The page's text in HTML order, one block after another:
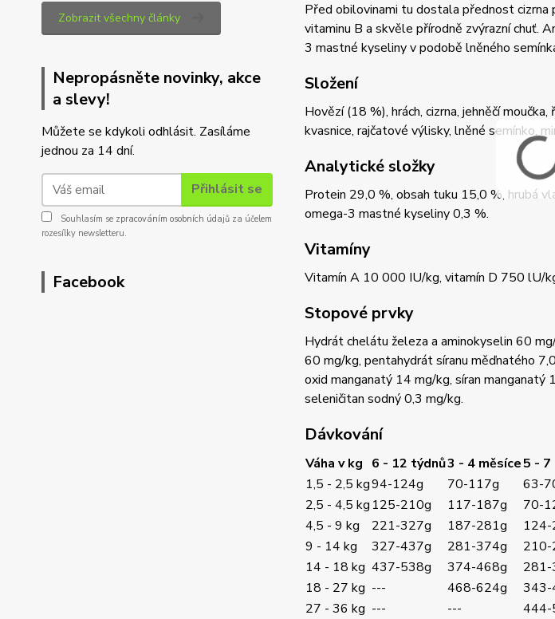
Zobrazit všechny články
Nepropásněte novinky, akce
a slevy!
Můžete se kdykoli odhlásit. Zasíláme
jednou za 14 dní.
Přihlásit se
Souhlasím se zpracováním osobních údajů za účelem
rozesílky newsletteru.
Facebook
Před obilovinami tu dostala přednost cizrna
vitaminu B a skvěle přírodně zvýrazní chuť.
3 mastné kyseliny v podobě lněného
Složení
Hovězí (18 %), hrách, cizrna, jehněčí
kvasnice, rajčatové výlisky, lněné semínko,
Analytické složky
Protein 29,0 %, obsah tuku 15,0 %, hrubá
omega-3 mastné kyseliny 0,3 %.
Vitamíny
Vitamín A 10 000 IU/kg, vitamín D 750 lU/
Stopové prvky
Hydrát chelátu železa a aminokyselin 60
60 mg/kg, pentahydrát síranu měďnatého
oxid manganatý 14 mg/kg, síran
seleničitan sodný 0,3 mg/kg.
Dávkování
Váha v kg 6 - 12 týdnů3 - 4 měsíce5 - 7
1,5 - 2,5 kg94-124g 70-117g 63-
2,5 - 4,5 kg 125-210g 117-187g 70-
4,5 - 9 kg
221-327g 187-281g
9 - 14 kg
327-437g 281-374g 210-
14 - 18 kg 437-538g 374-468g 281-
18 - 27 kg --- 468-624g 343-
27 - 36 kg --- --- 444-